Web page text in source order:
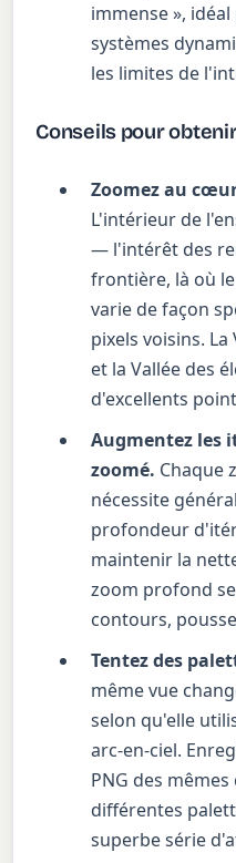
immense »,
systèmes
les limites de
Conseils pour
Zoomez au
L'intérieur de
— l'intérêt des
frontière, là où
varie de façon
pixels voisins.
et la Vallée des
d'excellents
Augmentez les
zoomé. Chaque
nécessite
profondeur
maintenir la
zoom profond
contours,
Tentez des
même vue
selon qu'elle
arc-en-ciel.
PNG des
différentes
superbe série